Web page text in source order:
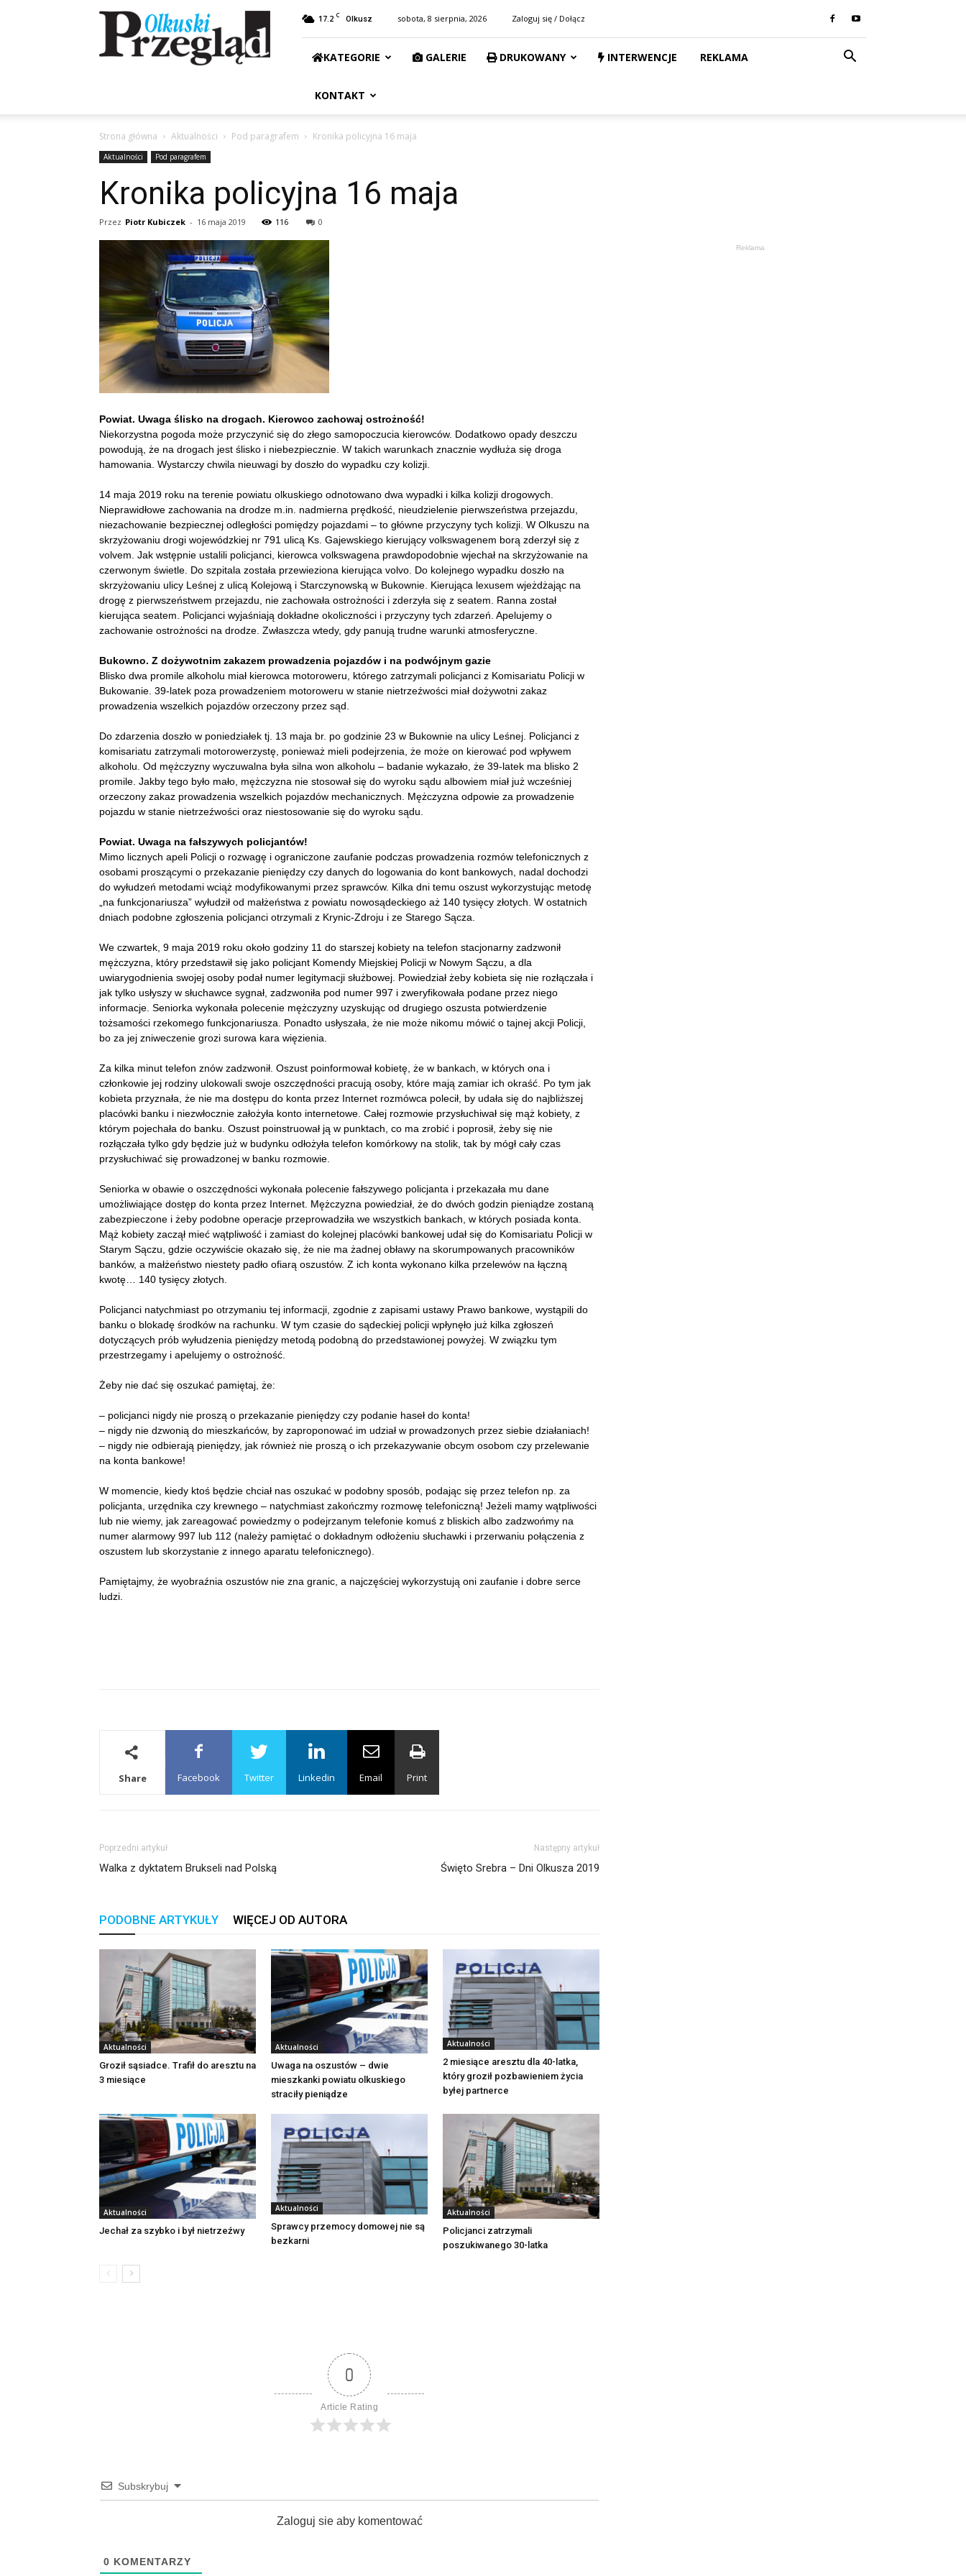
Przegląd
Olkuski
17.2 C Olkusz sobota, 8 sierpnia, 2026 Zaloguj się / Dołącz
KATEGORIE GALERIE DRUKOWANY INTERWENCJE REKLAMA
KONTAKT
Strona główna Aktualności Pod paragrafem Kronika policyjna 16 maja
Aktualności Pod paragrafem
Kronika policyjna 16 maja
Przez Piotr Kubiczek - 16 maja 2019 116 0
Powiat. Uwaga ślisko na drogach. Kierowco zachowaj ostrożność!
Niekorzystna pogoda może przyczynić się do złego samopoczucia kierowców. Dodatkowo opady deszczu
powodują, że na drogach jest ślisko i niebezpiecznie. W takich warunkach znacznie wydłuża się droga
hamowania. Wystarczy chwila nieuwagi by doszło do wypadku czy kolizji.
14 maja 2019 roku na terenie powiatu olkuskiego odnotowano dwa wypadki i kilka kolizji drogowych.
Nieprawidłowe zachowania na drodze m.in. nadmierna prędkość, nieudzielenie pierwszeństwa przejazdu,
niezachowanie bezpiecznej odległości pomiędzy pojazdami – to główne przyczyny tych kolizji. W Olkuszu na
skrzyżowaniu drogi wojewódzkiej nr 791 ulicą Ks. Gajewskiego kierujący volkswagenem borą zderzył się z
volvem. Jak wstępnie ustalili policjanci, kierowca volkswagena prawdopodobnie wjechał na skrzyżowanie na
czerwonym świetle. Do szpitala została przewieziona kierująca volvo. Do kolejnego wypadku doszło na
skrzyżowaniu ulicy Leśnej z ulicą Kolejową i Starczynowską w Bukownie. Kierująca lexusem wjeżdżając na
drogę z pierwszeństwem przejazdu, nie zachowała ostrożności i zderzyła się z seatem. Ranna został
kierująca seatem. Policjanci wyjaśniają dokładne okoliczności i przyczyny tych zdarzeń. Apelujemy o
zachowanie ostrożności na drodze. Zwłaszcza wtedy, gdy panują trudne warunki atmosferyczne.
Bukowno. Z dożywotnim zakazem prowadzenia pojazdów i na podwójnym gazie
Blisko dwa promile alkoholu miał kierowca motoroweru, którego zatrzymali policjanci z Komisariatu Policji w
Bukowanie. 39-latek poza prowadzeniem motoroweru w stanie nietrzeźwości miał dożywotni zakaz
prowadzenia wszelkich pojazdów orzeczony przez sąd.
Do zdarzenia doszło w poniedziałek tj. 13 maja br. po godzinie 23 w Bukownie na ulicy Leśnej. Policjanci z
komisariatu zatrzymali motorowerzystę, ponieważ mieli podejrzenia, że może on kierować pod wpływem
alkoholu. Od mężczyzny wyczuwalna była silna won alkoholu – badanie wykazało, że 39-latek ma blisko 2
promile. Jakby tego było mało, mężczyzna nie stosował się do wyroku sądu albowiem miał już wcześniej
orzeczony zakaz prowadzenia wszelkich pojazdów mechanicznych. Mężczyzna odpowie za prowadzenie
pojazdu w stanie nietrzeźwości oraz niestosowanie się do wyroku sądu.
Powiat. Uwaga na fałszywych policjantów!
Mimo licznych apeli Policji o rozwagę i ograniczone zaufanie podczas prowadzenia rozmów telefonicznych z
osobami proszącymi o przekazanie pieniędzy czy danych do logowania do kont bankowych, nadal dochodzi
do wyłudzeń metodami wciąż modyfikowanymi przez sprawców. Kilka dni temu oszust wykorzystując metodę
„na funkcjonariusza” wyłudził od małżeństwa z powiatu nowosądeckiego aż 140 tysięcy złotych. W ostatnich
dniach podobne zgłoszenia policjanci otrzymali z Krynic-Zdroju i ze Starego Sącza.
We czwartek, 9 maja 2019 roku około godziny 11 do starszej kobiety na telefon stacjonarny zadzwonił
mężczyzna, który przedstawił się jako policjant Komendy Miejskiej Policji w Nowym Sączu, a dla
uwiarygodnienia swojej osoby podał numer legitymacji służbowej. Powiedział żeby kobieta się nie rozłączała i
jak tylko usłyszy w słuchawce sygnał, zadzwoniła pod numer 997 i zweryfikowała podane przez niego
informacje. Seniorka wykonała polecenie mężczyzny uzyskując od drugiego oszusta potwierdzenie
tożsamości rzekomego funkcjonariusza. Ponadto usłyszała, że nie może nikomu mówić o tajnej akcji Policji,
bo za jej zniweczenie grozi surowa kara więzienia.
Za kilka minut telefon znów zadzwonił. Oszust poinformował kobietę, że w bankach, w których ona i
członkowie jej rodziny ulokowali swoje oszczędności pracują osoby, które mają zamiar ich okraść. Po tym jak
kobieta przyznała, że nie ma dostępu do konta przez Internet rozmówca polecił, by udała się do najbliższej
placówki banku i niezwłocznie założyła konto internetowe. Całej rozmowie przysłuchiwał się mąż kobiety, z
którym pojechała do banku. Oszust poinstruował ją w punktach, co ma zrobić i poprosił, żeby się nie
rozłączała tylko gdy będzie już w budynku odłożyła telefon komórkowy na stolik, tak by mógł cały czas
przysłuchiwać się prowadzonej w banku rozmowie.
Seniorka w obawie o oszczędności wykonała polecenie fałszywego policjanta i przekazała mu dane
umożliwiające dostęp do konta przez Internet. Mężczyzna powiedział, że do dwóch godzin pieniądze zostaną
zabezpieczone i żeby podobne operacje przeprowadziła we wszystkich bankach, w których posiada konta.
Mąż kobiety zaczął mieć wątpliwość i zamiast do kolejnej placówki bankowej udał się do Komisariatu Policji w
Starym Sączu, gdzie oczywiście okazało się, że nie ma żadnej obławy na skorumpowanych pracowników
banków, a małżeństwo niestety padło ofiarą oszustów. Z ich konta wykonano kilka przelewów na łączną
kwotę… 140 tysięcy złotych.
Policjanci natychmiast po otrzymaniu tej informacji, zgodnie z zapisami ustawy Prawo bankowe, wystąpili do
banku o blokadę środków na rachunku. W tym czasie do sądeckiej policji wpłynęło już kilka zgłoszeń
dotyczących prób wyłudzenia pieniędzy metodą podobną do przedstawionej powyżej. W związku tym
przestrzegamy i apelujemy o ostrożność.
Żeby nie dać się oszukać pamiętaj, że:
– policjanci nigdy nie proszą o przekazanie pieniędzy czy podanie haseł do konta!
– nigdy nie dzwonią do mieszkańców, by zaproponować im udział w prowadzonych przez siebie działaniach!
– nigdy nie odbierają pieniędzy, jak również nie proszą o ich przekazywanie obcym osobom czy przelewanie
na konta bankowe!
W momencie, kiedy ktoś będzie chciał nas oszukać w podobny sposób, podając się przez telefon np. za
policjanta, urzędnika czy krewnego – natychmiast zakończmy rozmowę telefoniczną! Jeżeli mamy wątpliwości
lub nie wiemy, jak zareagować powiedzmy o podejrzanym telefonie komuś z bliskich albo zadzwońmy na
numer alarmowy 997 lub 112 (należy pamiętać o dokładnym odłożeniu słuchawki i przerwaniu połączenia z
oszustem lub skorzystanie z innego aparatu telefonicznego).
Pamiętajmy, że wyobraźnia oszustów nie zna granic, a najczęściej wykorzystują oni zaufanie i dobre serce
ludzi.
Share Facebook Twitter Linkedin Email Print
Poprzedni artykuł
Walka z dyktatem Brukseli nad Polską
Następny artykuł
Święto Srebra – Dni Olkusza 2019
PODOBNE ARTYKUŁY WIĘCEJ OD AUTORA
Aktualności
Groził sąsiadce. Trafił do aresztu na
3 miesiące
Aktualności
Uwaga na oszustów – dwie
mieszkanki powiatu olkuskiego
straciły pieniądze
Aktualności
2 miesiące aresztu dla 40-latka,
który groził pozbawieniem życia
byłej partnerce
Aktualności
Jechał za szybko i był nietrzeźwy
Aktualności
Sprawcy przemocy domowej nie są
bezkarni
Aktualności
Policjanci zatrzymali
poszukiwanego 30-latka
0
Article Rating
Subskrybuj
Zaloguj sie aby komentować
0 KOMENTARZY
Reklama